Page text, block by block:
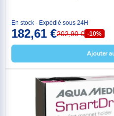
En stock - Expédié sous 24H
182,61 €202,90 € -10%
Ajouter